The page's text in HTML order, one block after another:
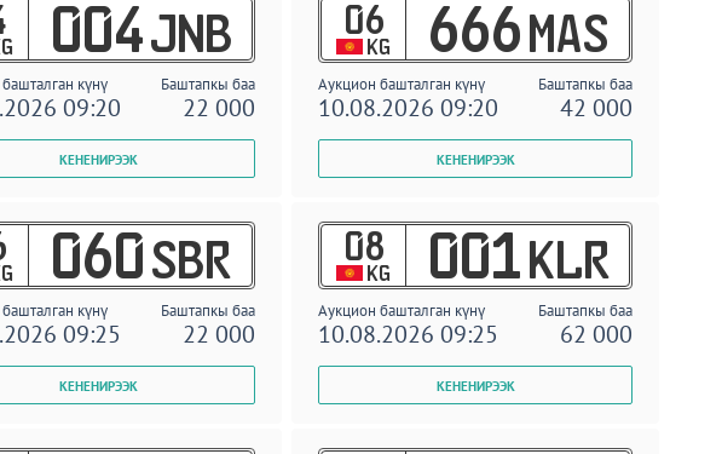
004 JNB
күнү Баштапкы баа
09:20 22 000
06
KG 666 MAS
Аукцион башталган күнү Баштапкы баа
10.08.2026 09:20 42 000
060 SBR
күнү Баштапкы баа
09:25 22 000
08
KG 001 KLR
Аукцион башталган күнү Баштапкы баа
10.08.2026 09:25 62 000